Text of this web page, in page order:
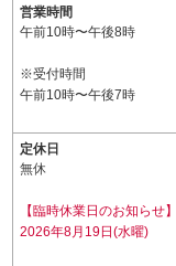
営業時間
午前10時〜午後8時
※受付時間
午前10時〜午後7時
定休日
無休
【臨時休業日のお知らせ】
2026年8月19日(水曜)